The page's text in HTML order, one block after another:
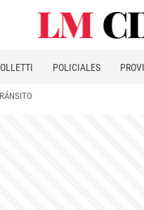
POLICIALES